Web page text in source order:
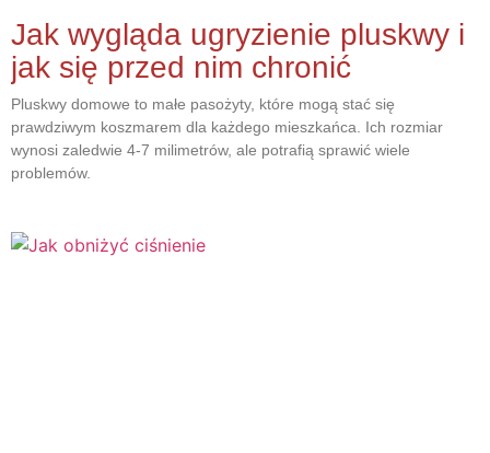
Jak wygląda ugryzienie pluskwy i
jak się przed nim chronić
Pluskwy domowe to małe pasożyty, które mogą stać się
prawdziwym koszmarem dla każdego mieszkańca. Ich rozmiar
wynosi zaledwie 4-7 milimetrów, ale potrafią sprawić wiele
problemów.